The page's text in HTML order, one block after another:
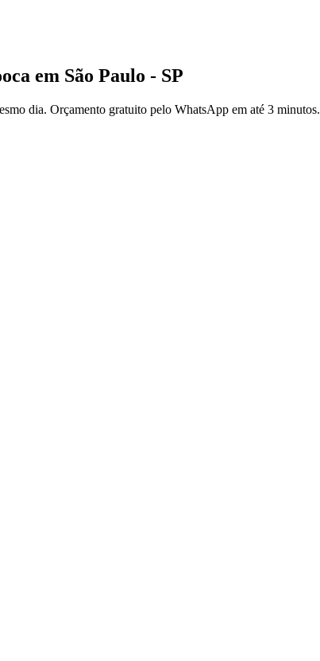
em São Paulo - SP
dia. Orçamento gratuito pelo WhatsApp em até 3 minutos.